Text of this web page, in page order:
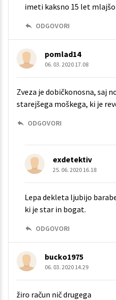
imeti kaksno 15 let
ODGOVORI
pomlad14
06. 03. 2020 17.08
Zveza je dobičkonosna, saj
starejšega moškega, ki je
ODGOVORI
exdetektiv
25. 06. 2020 16.18
Lepa dekleta ljubijo
ki je star in bogat.
ODGOVORI
bucko1975
06. 03. 2020 14.29
žiro račun nič drugega